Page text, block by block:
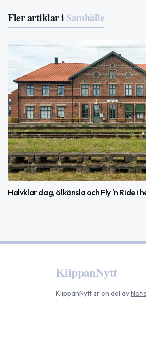
Fler artiklar i Samhälle
Halvklar dag, ölkänsla och Fly 'n Ride i
KlippanNytt
KlippanNyttär en del av